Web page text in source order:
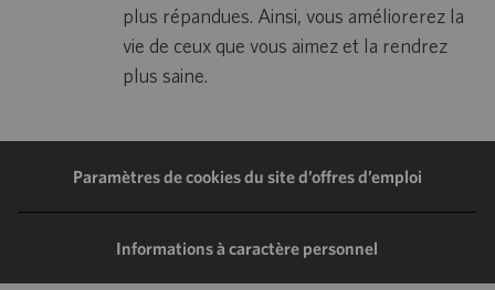
plus répandues. Ainsi, vous améliorerez la
vie de ceux que vous aimez et la rendrez
plus saine.
Paramètres de cookies du site d’offres d’emploi
Informations à caractère personnel